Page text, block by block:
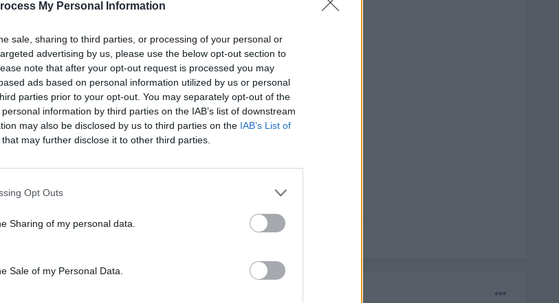
My Personal Information
sale, sharing to third parties, or processing of your personal or
advertising by us, please use the below opt-out section to
note that after your opt-out request is processed you may
ads based on personal information utilized by us or personal
parties prior to your opt-out. You may separately opt-out of the
information by third parties on the IAB’s list of downstream
may also be disclosed by us to third parties on the IAB’s List of
that may further disclose it to other third parties.
Opt Outs
Sharing of my personal data.
Sale of my Personal Data.